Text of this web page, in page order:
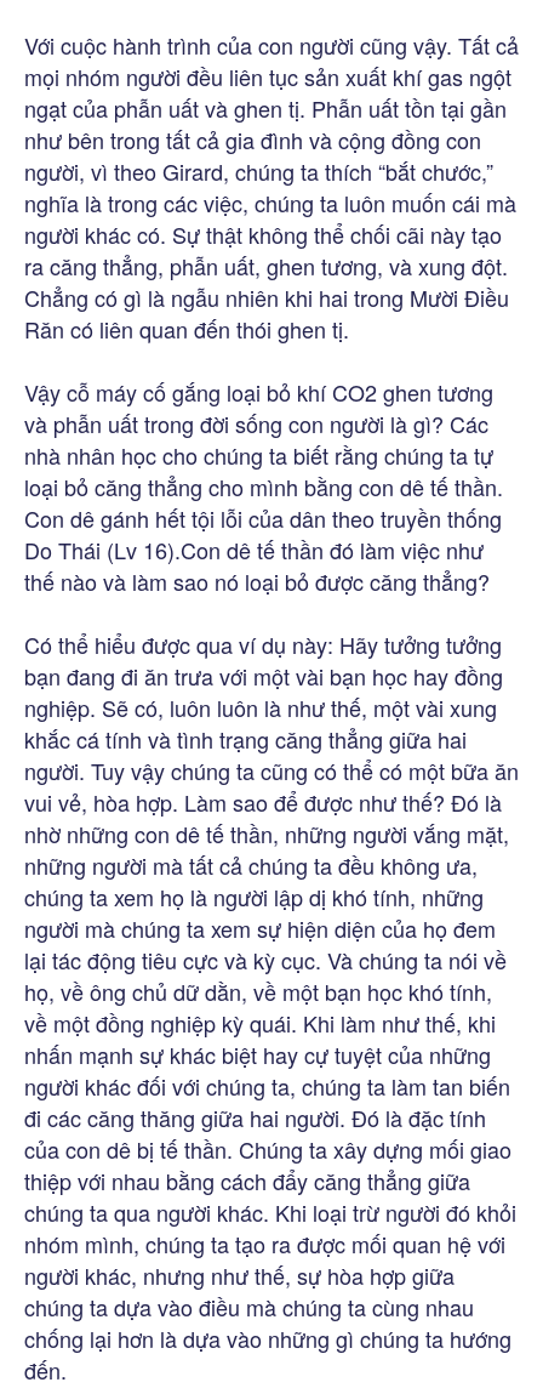
Với cuộc hành trình của con người cũng vậy. Tất cả
mọi nhóm người đều liên tục sản xuất khí gas ngột
ngạt của phẫn uất và ghen tị. Phẫn uất tồn tại gần
như bên trong tất cả gia đình và cộng đồng con
người, vì theo Girard, chúng ta thích “bắt chước,”
nghĩa là trong các việc, chúng ta luôn muốn cái mà
người khác có. Sự thật không thể chối cãi này tạo
ra căng thẳng, phẫn uất, ghen tương, và xung đột.
Chẳng có gì là ngẫu nhiên khi hai trong Mười Điều
Răn có liên quan đến thói ghen tị.
Vậy cỗ máy cố gắng loại bỏ khí CO2 ghen tương
và phẫn uất trong đời sống con người là gì? Các
nhà nhân học cho chúng ta biết rằng chúng ta tự
loại bỏ căng thẳng cho mình bằng con dê tế thần.
Con dê gánh hết tội lỗi của dân theo truyền thống
Do Thái (Lv 16).Con dê tế thần đó làm việc như
thế nào và làm sao nó loại bỏ được căng thẳng?
Có thể hiểu được qua ví dụ này: Hãy tưởng tưởng
bạn đang đi ăn trưa với một vài bạn học hay đồng
nghiệp. Sẽ có, luôn luôn là như thế, một vài xung
khắc cá tính và tình trạng căng thẳng giữa hai
người. Tuy vậy chúng ta cũng có thể có một bữa ăn
vui vẻ, hòa hợp. Làm sao để được như thế? Đó là
nhờ những con dê tế thần, những người vắng mặt,
những người mà tất cả chúng ta đều không ưa,
chúng ta xem họ là người lập dị khó tính, những
người mà chúng ta xem sự hiện diện của họ đem
lại tác động tiêu cực và kỳ cục. Và chúng ta nói về
họ, về ông chủ dữ dằn, về một bạn học khó tính,
về một đồng nghiệp kỳ quái. Khi làm như thế, khi
nhấn mạnh sự khác biệt hay cự tuyệt của những
người khác đối với chúng ta, chúng ta làm tan biến
đi các căng thăng giữa hai người. Đó là đặc tính
của con dê bị tế thần. Chúng ta xây dựng mối giao
thiệp với nhau bằng cách đẩy căng thẳng giữa
chúng ta qua người khác. Khi loại trừ người đó khỏi
nhóm mình, chúng ta tạo ra được mối quan hệ với
người khác, nhưng như thế, sự hòa hợp giữa
chúng ta dựa vào điều mà chúng ta cùng nhau
chống lại hơn là dựa vào những gì chúng ta hướng
đến.